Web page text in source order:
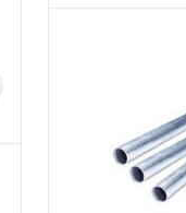
Купить в 1 клик
В избранное